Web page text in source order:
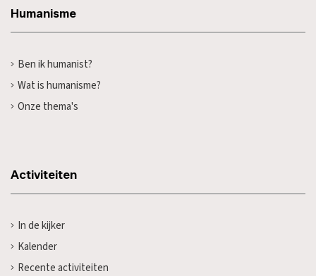
Humanisme
Ben ik humanist?
Wat is humanisme?
Onze thema's
Activiteiten
In de kijker
Kalender
Recente activiteiten